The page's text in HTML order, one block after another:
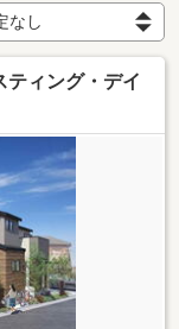
ティング・デイ